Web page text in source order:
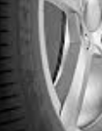
PILOT SPORT 4